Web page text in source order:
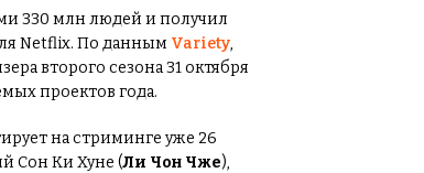
330 млн людей и получил
Netflix. По данным Variety,
второго сезона 31 октября
проектов года.
на стриминге уже 26
Сон Ки Хуне (Ли Чон Чже),